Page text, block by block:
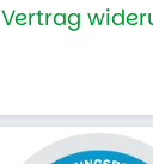
Vertrag